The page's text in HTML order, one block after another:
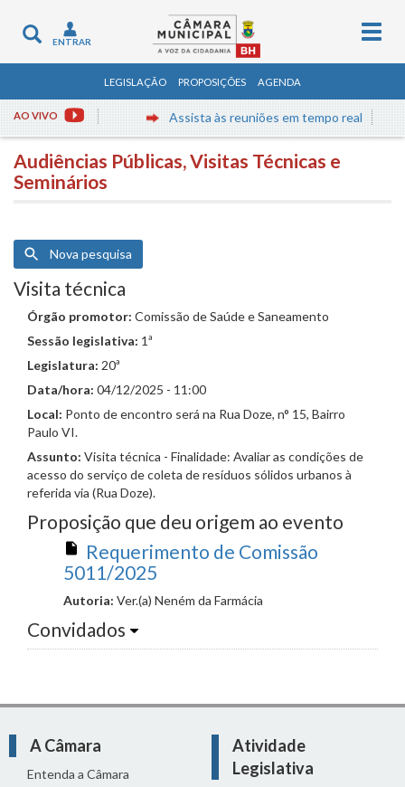
Toggle
navigation
ENTRAR
LEGISLAÇÃO PROPOSIÇÕES AGENDA
AO VIVO Assista às reuniões em tempo real
Audiências Públicas, Visitas Técnicas e
Seminários
Nova pesquisa
Visita técnica
Órgão promotor: Comissão de Saúde e Saneamento
Sessão legislativa: 1ª
Legislatura: 20ª
Data/hora: 04/12/2025 - 11:00
Local: Ponto de encontro será na Rua Doze, n° 15, Bairro
Paulo VI.
Assunto: Visita técnica - Finalidade: Avaliar as condições de
acesso do serviço de coleta de resíduos sólidos urbanos à
referida via (Rua Doze).
Proposição que deu origem ao evento
Requerimento de Comissão
5011/2025
Autoria: Ver.(a) Neném da Farmácia
Convidados
A Câmara
Entenda a Câmara
Atividade
Legislativa